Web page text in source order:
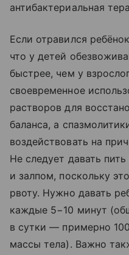
антибактериальная
Если отравился
что у детей
быстрее, чем у
своевременное
растворов для
баланса, а
воздействовать на
Не следует давать
и залпом, поскольку
рвоту. Нужно давать
каждые 5−10 минут
в сутки — примерно
массы тела). Важно